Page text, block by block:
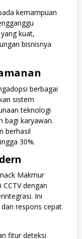
kemampuan
kuat,
bisnisnya
berbagai
sistem
teknologi
bagi karyawan.
berhasil
30%.
Makmur
dengan
Ini
respons cepat
fitur deteksi